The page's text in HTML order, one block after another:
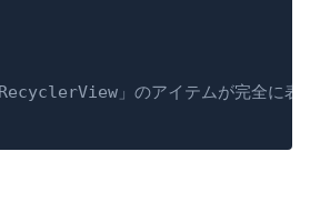
」のアイテムが完全に表